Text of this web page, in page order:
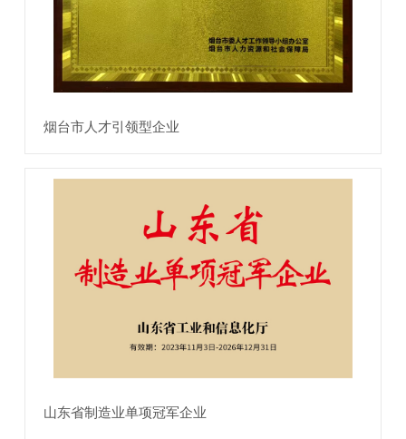
烟台市人才引领型企业
山东省制造业单项冠军企业